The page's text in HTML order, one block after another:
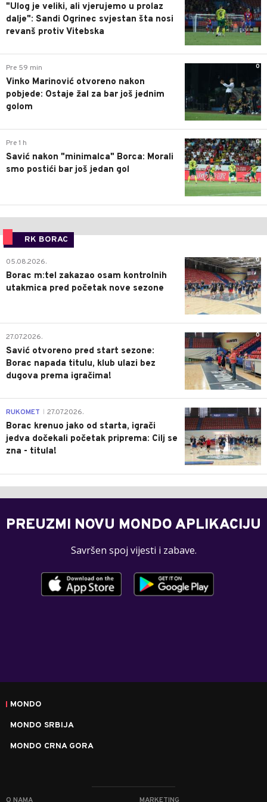
"Ulog je veliki, ali vjerujemo u prolaz
dalje": Sandi Ogrinec svjestan šta nosi
revanš protiv Vitebska
0
Pre 59 min
Vinko Marinović otvoreno nakon
pobjede: Ostaje žal za bar još jednim
golom
0
Pre 1 h
Savić nakon "minimalca" Borca: Morali
smo postići bar još jedan gol
RK BORAC
0
05.08.2026.
Borac m:tel zakazao osam kontrolnih
utakmica pred početak nove sezone
0
27.07.2026.
Savić otvoreno pred start sezone:
Borac napada titulu, klub ulazi bez
dugova prema igračima!
0
RUKOMET 27.07.2026.
Borac krenuo jako od starta, igrači
jedva dočekali početak priprema: Cilj se
zna - titula!
PREUZMI NOVU MONDO APLIKACIJU
Savršen spoj vijesti i zabave.
MONDO
MONDO SRBIJA
MONDO CRNA GORA
O NAMA MARKETING